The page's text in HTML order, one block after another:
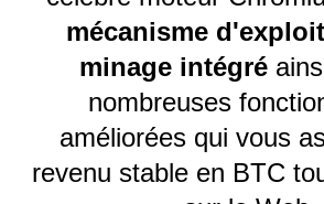
mécanisme
minage intégré
nombreuses
améliorées qui vous
revenu stable en BTC